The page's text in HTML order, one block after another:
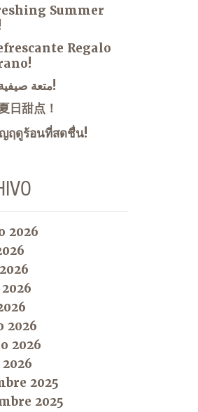
Summer
Regalo
متعة صيفية منعشة!
日甜点！
ฤดูร้อนที่สดชื่น!
2026
2026
2026
2025
2025